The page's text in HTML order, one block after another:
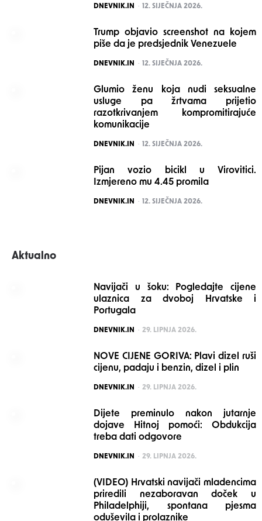
POSTED
DNEVNIK.IN 12. SIJEČNJA 2026.
Trump objavio screenshot na kojem
piše da je predsjednik Venezuele
POSTED
DNEVNIK.IN 12. SIJEČNJA 2026.
Glumio ženu koja nudi seksualne
usluge pa žrtvama prijetio
razotkrivanjem kompromitirajuće
komunikacije
POSTED
DNEVNIK.IN 12. SIJEČNJA 2026.
Pijan vozio bicikl u Virovitici.
Izmjereno mu 4.45 promila
POSTED
DNEVNIK.IN 12. SIJEČNJA 2026.
Aktualno
Navijači u šoku: Pogledajte cijene
ulaznica za dvoboj Hrvatske i
Portugala
POSTED
DNEVNIK.IN 29. LIPNJA 2026.
NOVE CIJENE GORIVA: Plavi dizel ruši
cijenu, padaju i benzin, dizel i plin
POSTED
DNEVNIK.IN 29. LIPNJA 2026.
Dijete preminulo nakon jutarnje
dojave Hitnoj pomoći: Obdukcija
treba dati odgovore
POSTED
DNEVNIK.IN 29. LIPNJA 2026.
(VIDEO) Hrvatski navijači mladencima
priredili nezaboravan doček u
Philadelphiji, spontana pjesma
oduševila i prolaznike